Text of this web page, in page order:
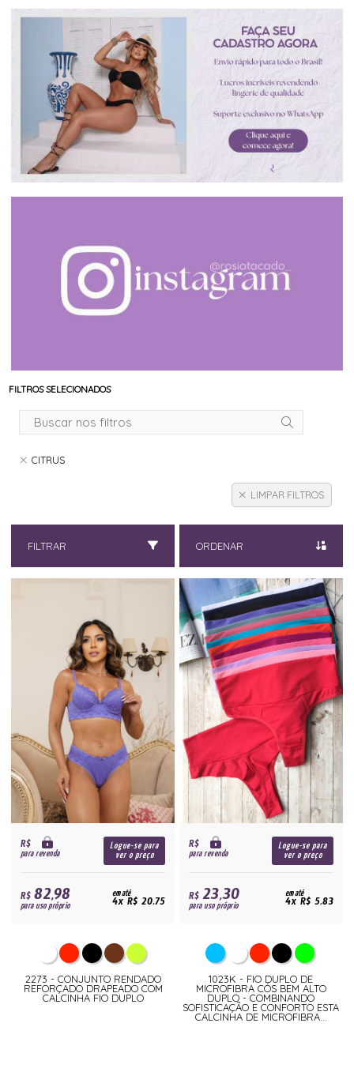
FILTROS SELECIONADOS
CITRUS
LIMPAR FILTROS
FILTRAR ORDENAR
R$
para revenda
Logue-se para
ver o preço
R$82,98
para uso próprio
em até
4x R$ 20,75
2273 - CONJUNTO RENDADO
REFORÇADO DRAPEADO COM
CALCINHA FIO DUPLO
R$
para revenda
Logue-se para
ver o preço
R$23,30
para uso próprio
em até
4x R$ 5,83
1023K - FIO DUPLO DE
MICROFIBRA CÓS BEM ALTO
DUPLO - COMBINANDO
SOFISTICAÇÃO E CONFORTO ESTA
CALCINHA DE MICROFIBRA...